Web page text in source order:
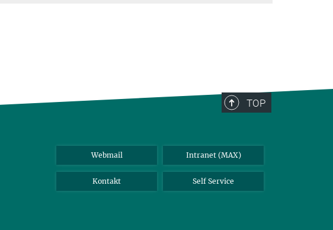
TOP
Webmail Intranet (MAX)
Kontakt Self Service